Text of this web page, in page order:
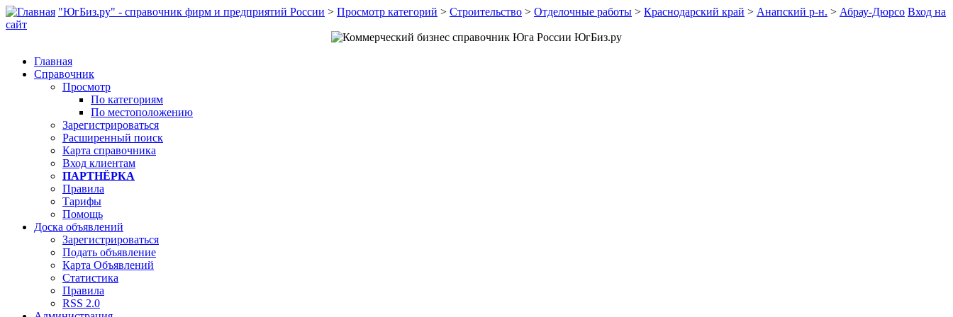
"ЮгБиз.ру" - справочник фирм и предприятий России > Просмотр категорий > Строительство > Отделочные работы > Краснодарский край > Анапский р-н. > Абрау-Дюрсо Вход на
сайт
Главная
Справочник
Просмотр
По категориям
По местоположению
Зарегистрироваться
Расширенный поиск
Карта справочника
Вход клиентам
ПАРТНЁРКА
Правила
Тарифы
Помощь
Доска объявлений
Зарегистрироваться
Подать объявление
Карта Объявлений
Статистика
Правила
RSS 2.0